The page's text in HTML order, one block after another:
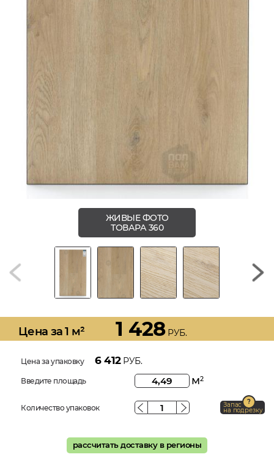
ЖИВЫЕ ФОТО
ТОВАРА 360
Цена за 1 м² 1 428РУБ.
Цена за упаковку 6 412РУБ.
Введите площадь м2
Количество упаковок Запас
на подрезку
рассчитать доставку в регионы